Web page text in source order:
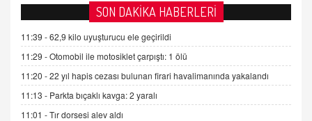
AV. DOĞAN CAN DOĞAN
Kişisel verilerin korunması ve dijital hukukun
gelişimi
SEHER EREK
Kış Ayları Geldi, Hangi Önlemler Alınmalı?
9.12.2025 10:11
SON DAKİKA HABERLERİ
11:39 -62,9 kilo uyuşturucu ele geçirildi
11:29 -Otomobil ile motosiklet çarpıştı: 1 ölü
11:20 -22 yıl hapis cezası bulunan firari havalimanında yakalandı
11:13 - Parkta bıçaklı kavga: 2 yaralı
11:01 -Tır dorsesi alev aldı